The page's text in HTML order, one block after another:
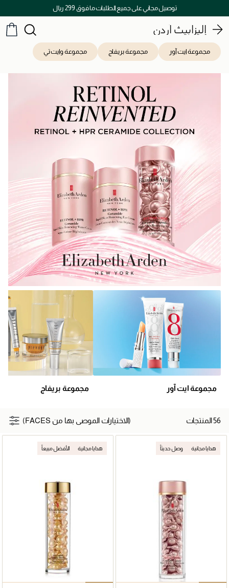
اكتشفوا خدمات الجمال المختارة بعناية
إليزابيث آردن
مجموعة ايت آور مجموعة بريفاج مجموعة وايت تي
مجموعة ايت آور مجموعة بريفاج
56 المنتجات (الاختيارات الموصى بها من FACES)
هدايا مجانية وصل حديثاً هدايا مجانية الأفضل مبيعاً